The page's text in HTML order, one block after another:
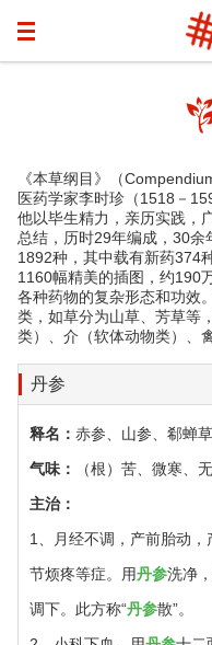
《本草纲目》（
医药学家李时珍（1518－
他以毕生精力，亲历实践，
总结，历时29年编成，30
1892种，其中载有新药374
1160幅精美的插图，约190
各种药物的复杂形态和功效
类，如草分为山草、芳草等
类）、介（软体动物类）、
丹参
释名： 赤参、山参、郗蝉
气味：
（根）苦、微寒、无
主治：
1、月经不调，产前胎动
节烦疼等症。用丹参洗净
调下。此方称“丹参散”。